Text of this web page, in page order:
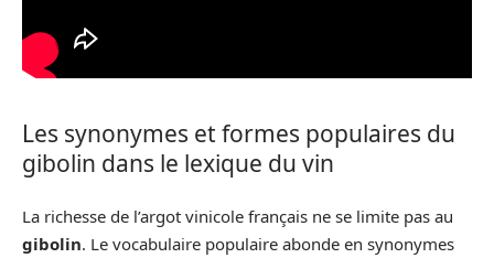
Les synonymes et formes populaires du
gibolin dans le lexique du vin
La richesse de l’argot vinicole français ne se limite pas au
gibolin. Le vocabulaire populaire abonde en synonymes